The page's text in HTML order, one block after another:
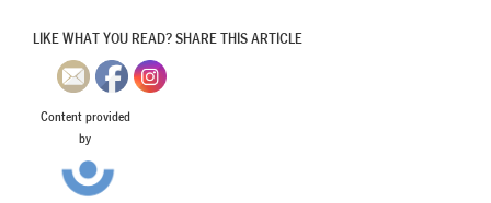
LIKE WHAT YOU READ? SHARE THIS ARTICLE
Content provided
by